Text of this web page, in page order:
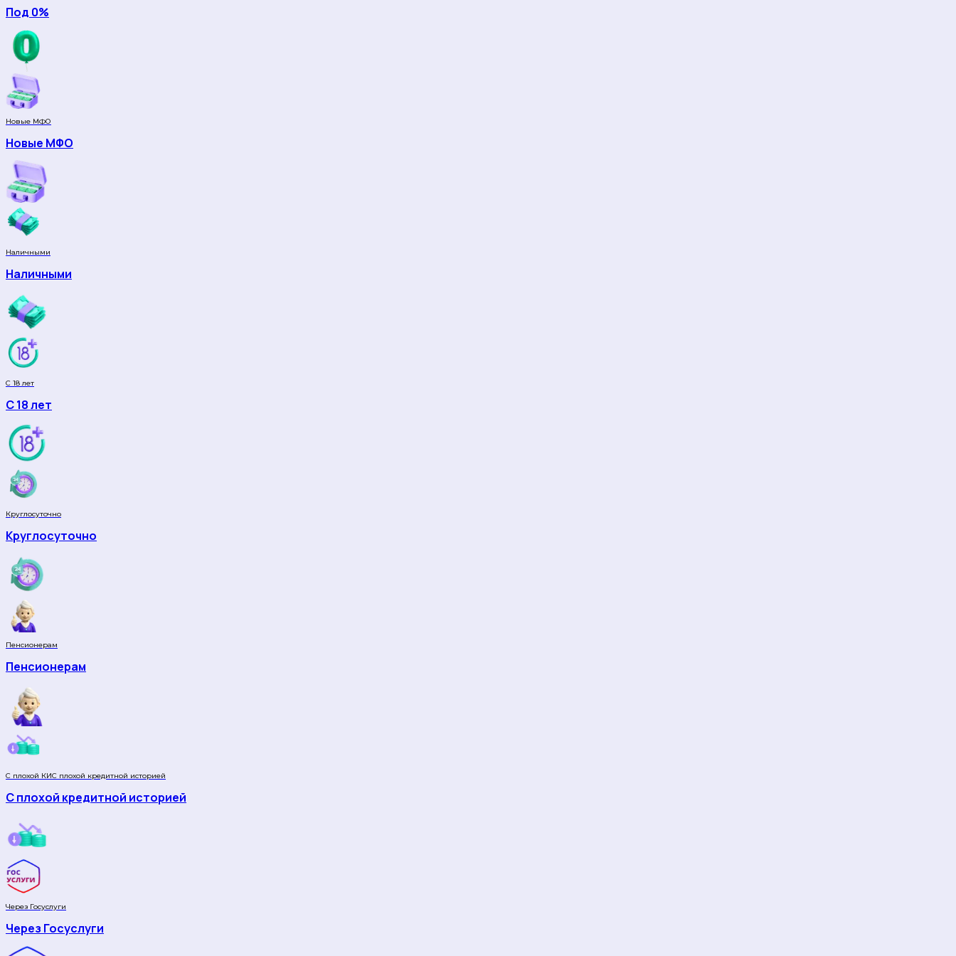
Под 0%
Новые МФО
Новые МФО
Наличными
Наличными
С 18 лет
С 18 лет
Круглосуточно
Круглосуточно
Пенсионерам
Пенсионерам
С плохой КИС плохой кредитной историей
С плохой кредитной историей
Через Госуслуги
Через Госуслуги